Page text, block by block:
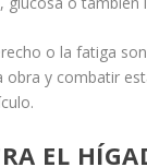
o la fatiga
y combatir
EL